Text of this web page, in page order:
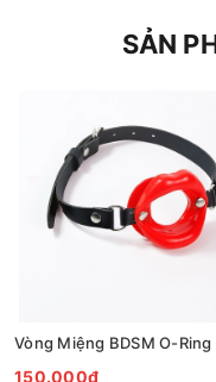
SẢN
150.000₫